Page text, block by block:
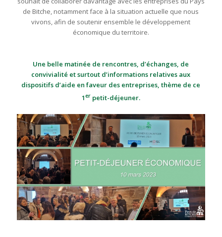
de Bitche, notamment face à la situation actuelle que nous
vivons, afin de soutenir ensemble le développement
économique du territoire.
Une belle matinée de rencontres, d’échanges, de
convivialité et surtout d’informations relatives aux
dispositifs d’aide en faveur des entreprises, thème de ce
1erpetit-déjeuner.